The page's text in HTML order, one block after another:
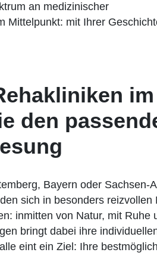
an medizinischer
Mittelpunkt: mit Ihrer
den
Bayern oder Sachsen-
sich in besonders reizvollen
inmitten von Natur, mit Ruhe
bringt dabei ihre
eint ein Ziel: Ihre